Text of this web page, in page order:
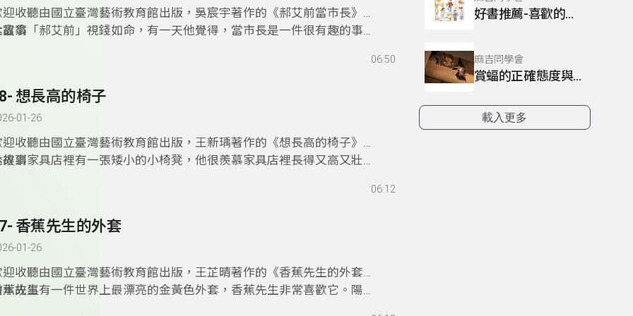
迎收聽由國立臺灣藝術教育館出版，吳宸宇著作的《郝艾前當市長》繪
故事
富翁「郝艾前」視錢如命，有一天他覺得，當市長是一件很有趣的事，
06:50
想長高的椅子
01-26
迎收聽由國立臺灣藝術教育館出版，王新瑀著作的《想長高的椅子》繪
故事
得到家具店裡有一張矮小的小椅凳，他很羨慕家具店裡長得又高又壯的
為了長高試了各種方法，然而全部都失敗了。一直到有一天，來了一位06:12
香蕉先生的外套
01-26
迎收聽由國立臺灣藝術教育館出版，王芷晴著作的《香蕉先生的外套》
本故事
蕉先生有一件世界上最漂亮的金黃色外套，香蕉先生非常喜歡它。陽光
好書推薦-喜歡的事和不擅長的事
麻吉同學會
賞蝠的正確態度與NG行為
載入更多